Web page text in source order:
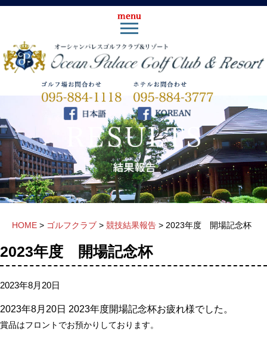
HOME > ゴルフクラブ > 競技結果報告 > 2023年度 開場記念杯
2023年度 開場記念杯
2023年8月20日
2023年8月20日 2023年度開場記念杯お疲れ様でした。
賞品はフロントでお預かりしております。